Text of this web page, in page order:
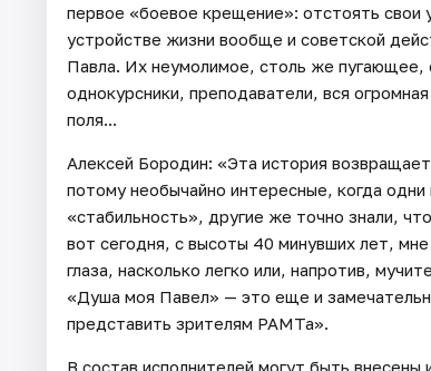
первое «боевое крещение»: отстоять свои
устройстве жизни вообще и советской
Павла. Их неумолимое, столь же пугающее,
однокурсники, преподаватели, вся
поля...
Алексей Бородин: «Эта история
потому необычайно интересные, когда
«стабильность», другие же точно знали,
вот сегодня, с высоты 40 минувших лет,
глаза, насколько легко или, напротив,
«Душа моя Павел» — это еще и
представить зрителям РАМТа».
В состав исполнителей могут быть